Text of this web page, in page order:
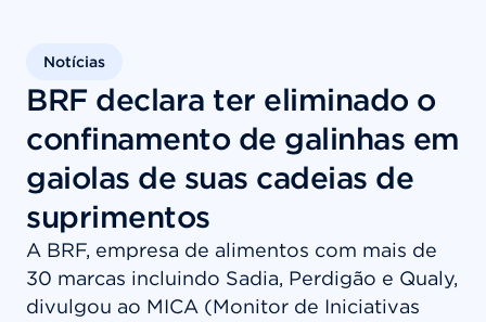
Notícias
BRF declara ter eliminado o
confinamento de galinhas em
gaiolas de suas cadeias de
suprimentos
A BRF, empresa de alimentos com mais de
30 marcas incluindo Sadia, Perdigão e Qualy,
divulgou ao MICA (Monitor de Iniciativas